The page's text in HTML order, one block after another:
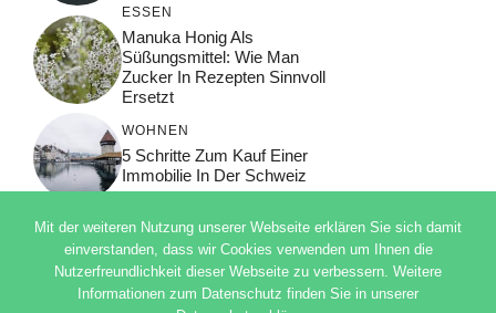
ESSEN
Manuka Honig Als
Süßungsmittel: Wie Man
Zucker In Rezepten Sinnvoll
Ersetzt
WOHNEN
5 Schritte Zum Kauf Einer
Immobilie In Der Schweiz
© 2026 ADSIMPLE
DATENSCHUTZERKLÄRUNG
Mit der weiteren Nutzung unserer Webseite erklären Sie sich damit
einverstanden, dass wir Cookies verwenden um Ihnen die
Nutzerfreundlichkeit dieser Webseite zu verbessern. Weitere
Informationen zum Datenschutz finden Sie in unserer